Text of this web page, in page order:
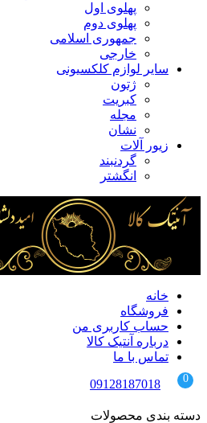
پهلوی اول
پهلوی دوم
جمهوری اسلامی
خارجی
سایر لوازم کلکسیونی
ژتون
کبریت
مجله
نشان
زیور آلات
گردنبند
انگشتر
خانه
فروشگاه
حساب کاربری من
درباره آنتیک کالا
تماس با ما
09128187018
دسته بندی محصولات